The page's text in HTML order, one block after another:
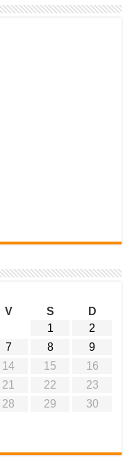
V S
D
1
2
7 8
9
14 15
16
21 22
23
28 29
30